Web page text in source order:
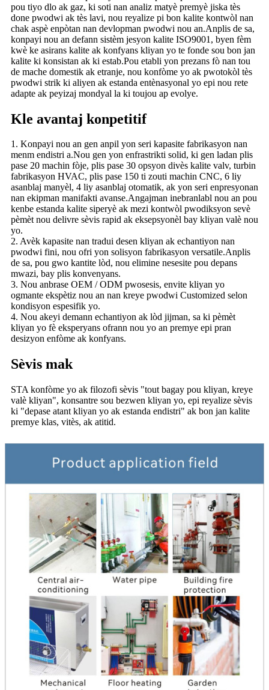
pou tiyo dlo ak gaz, ki soti nan analiz matyè premyè jiska tès
done pwodwi ak tès lavi, nou reyalize pi bon kalite kontwòl nan
chak aspè enpòtan nan devlopman pwodwi nou an.Anplis de sa,
konpayi nou an defann sistèm jesyon kalite ISO9001, byen fèm
kwè ke asirans kalite ak konfyans kliyan yo te fonde sou bon jan
kalite ki konsistan ak ki estab.Pou etabli yon prezans fò nan tou
de mache domestik ak etranje, nou konfòme yo ak pwotokòl tès
pwodwi strik ki aliyen ak estanda entènasyonal yo epi nou rete
adapte ak peyizaj mondyal la ki toujou ap evolye.
Kle avantaj konpetitif
1. Konpayi nou an gen anpil yon seri kapasite fabrikasyon nan
menm endistri a.Nou gen yon enfrastrikti solid, ki gen ladan plis
pase 20 machin fòje, plis pase 30 opsyon divès kalite valv, turbin
fabrikasyon HVAC, plis pase 150 ti zouti machin CNC, 6 liy
asanblaj manyèl, 4 liy asanblaj otomatik, ak yon seri enpresyonan
nan ekipman manifakti avanse.Angajman inebranlabl nou an pou
kenbe estanda kalite siperyè ak mezi kontwòl pwodiksyon sevè
pèmèt nou delivre sèvis rapid ak eksepsyonèl bay kliyan valè nou
yo.
2. Avèk kapasite nan tradui desen kliyan ak echantiyon nan
pwodwi fini, nou ofri yon solisyon fabrikasyon versatile.Anplis
de sa, pou gwo kantite lòd, nou elimine nesesite pou depans
mwazi, bay plis konvenyans.
3. Nou anbrase OEM / ODM pwosesis, envite kliyan yo
ogmante ekspètiz nou an nan kreye pwodwi Customized selon
kondisyon espesifik yo.
4. Nou akeyi demann echantiyon ak lòd jijman, sa ki pèmèt
kliyan yo fè eksperyans ofrann nou yo an premye epi pran
desizyon enfòme ak konfyans.
Sèvis mak
STA konfòme yo ak filozofi sèvis "tout bagay pou kliyan, kreye
valè kliyan", konsantre sou bezwen kliyan yo, epi reyalize sèvis
ki "depase atant kliyan yo ak estanda endistri" ak bon jan kalite
premye klas, vitès, ak atitid.